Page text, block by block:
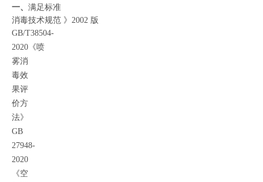
一、 满足标准
消毒技术规范 》2002 版
GB/T38504-
2020 《喷
雾消
毒效
果评
价方
法》
GB
27948-
2020
《空